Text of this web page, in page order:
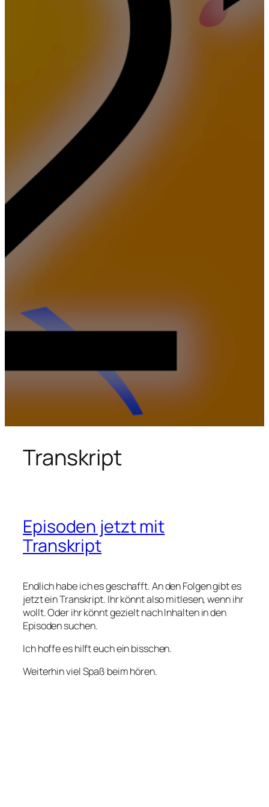
Transkript
Episoden jetzt mit
Transkript
Endlich habe ich es geschafft. An den Folgen gibt es
jetzt ein Transkript. Ihr könnt also mitlesen, wenn ihr
wollt. Oder ihr könnt gezielt nach Inhalten in den
Episoden suchen.
Ich hoffe es hilft euch ein bisschen.
Weiterhin viel Spaß beim hören.